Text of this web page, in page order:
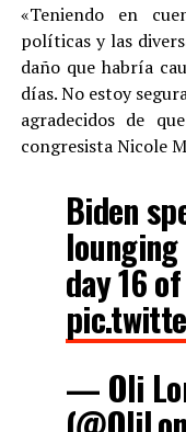
«Teniendo en
políticas y las
daño que habría
días. No estoy
agradecidos de
congresista Nicole
Biden
day 16
— Oli